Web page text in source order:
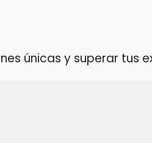
únicas y superar tus